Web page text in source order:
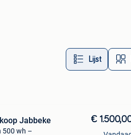
Lijst
Jabbeke
500 wh –
€